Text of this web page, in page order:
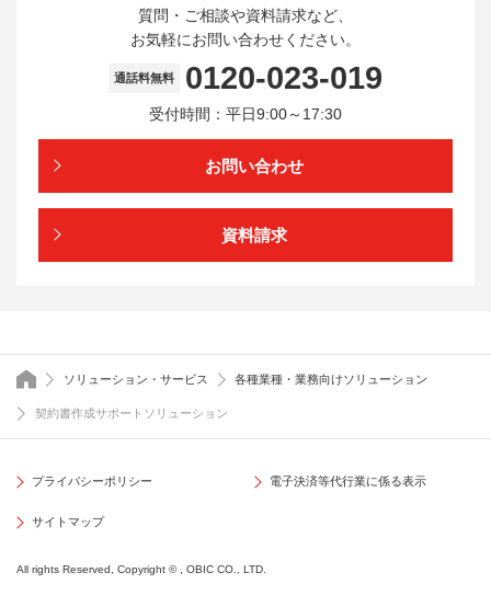
質問・ご相談や資料請求など、
お気軽にお問い合わせください。
通話料無料 0120-023-019
受付時間：平日9:00～17:30
お問い合わせ
資料請求
トップページ
ソリューション・サービス 各種業種・業務向けソリューション
契約書作成サポートソリューション
プライバシーポリシー 電子決済等代行業に係る表示
サイトマップ
All rights Reserved, Copyright © , OBIC CO., LTD.